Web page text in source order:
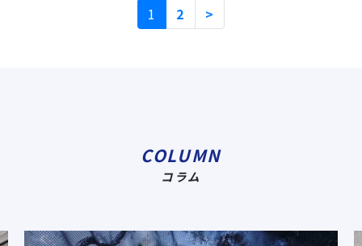
1 2 >
COLUMN
コラム